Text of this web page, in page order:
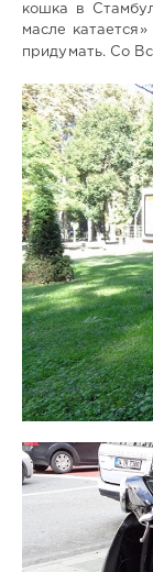
кошка в
масле катается»
придумать. Со